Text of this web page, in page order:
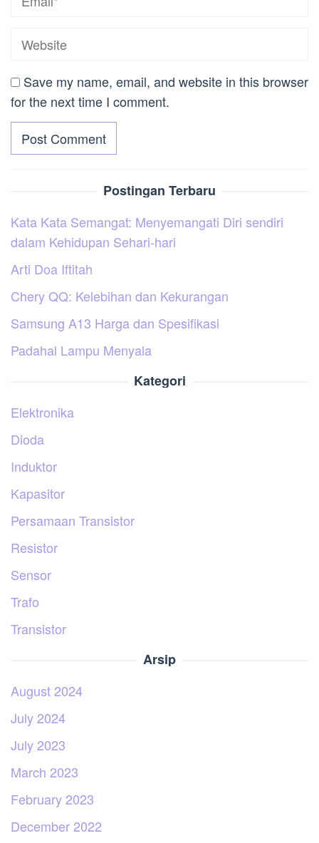
Save my name, email, and website in this browser
for the next time I comment.
Postingan Terbaru
Kata Kata Semangat: Menyemangati Diri sendiri
dalam Kehidupan Sehari-hari
Arti Doa Iftitah
Chery QQ: Kelebihan dan Kekurangan
Samsung A13 Harga dan Spesifikasi
Padahal Lampu Menyala
Kategori
Elektronika
Dioda
Induktor
Kapasitor
Persamaan Transistor
Resistor
Sensor
Trafo
Transistor
Arsip
August 2024
July 2024
July 2023
March 2023
February 2023
December 2022